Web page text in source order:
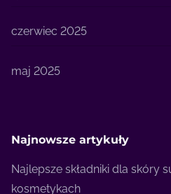
czerwiec 2025
maj 2025
Najnowsze artykuły
Najlepsze składniki dla skóry
kosmetykach